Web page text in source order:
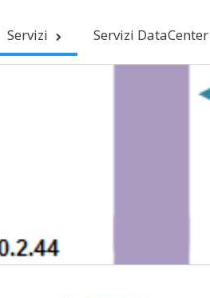
Servizi Servizi DataCenter